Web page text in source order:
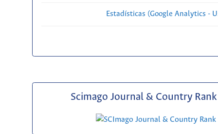
Estadísticas (Google Analytics -
Scimago Journal & Country Rank